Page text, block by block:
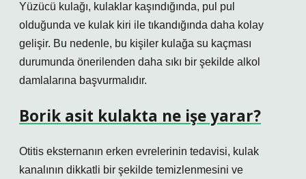
Yüzücü kulağı, kulaklar kaşındığında, pul pul
olduğunda ve kulak kiri ile tıkandığında daha kolay
gelişir. Bu nedenle, bu kişiler kulağa su kaçması
durumunda önerilenden daha sıkı bir şekilde alkol
damlalarına başvurmalıdır.
Borik asit kulakta ne işe yarar?
Otitis eksternanın erken evrelerinin tedavisi, kulak
kanalının dikkatli bir şekilde temizlenmesini ve